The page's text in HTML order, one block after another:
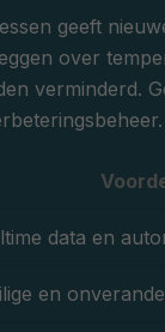
geeft
over
verminderd.
data en
en